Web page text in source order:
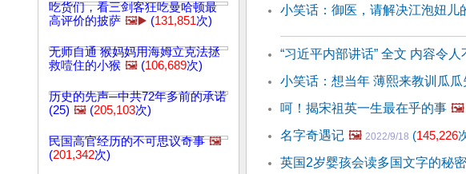
吃货们，看三剑客狂吃曼哈顿最
高评价的披萨 🖼️▶️ (131,851次)
无师自通 猴妈妈用海姆立克法拯
救噎住的小猴 🖼️ (106,689次)
历史的先声─中共72年多前的承诺
(25) 🖼️ (205,103次)
民国高官经历的不可思议奇事 🖼️
(201,342次)
小笑话：御医，请解决江泡妞儿
“习近平内部讲话” 全文 内容令人
小笑话：想当年 薄熙来教训瓜瓜
呵！揭宋祖英一生最在乎的事 🖼️
名字奇遇记 🖼️ 2022/9/18 (145,226
英国2岁婴孩会读多国文字的秘密